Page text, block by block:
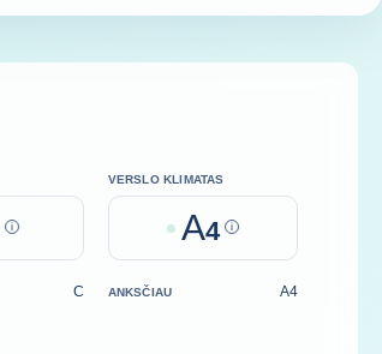
Help
VERSLO KLIMATAS
A4 Help
C ANKSČIAU A4